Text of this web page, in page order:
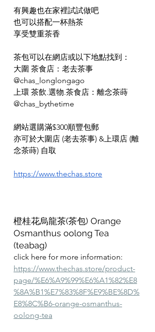
有興趣也在家裡試試做吧
也可以搭配一杯熱茶
享受雙重茶香
茶包可以在網店或以下地點找到：
大圍 茶食店：老去茶事
@chas_longlongago
上環 茶飲.選物.茶食店：離念茶蒔
@chas_bythetime
網站選購滿$300順豐包郵
亦可於大圍店 (老去茶事) &上環店 (離
念茶蒔) 自取
https://www.thechas.store
橙桂花烏龍茶(茶包) Orange
Osmanthus oolong Tea
(teabag)
click here for more information:
https://www.thechas.store/product-
page/%E6%A9%99%E6%A1%82%E8
%8A%B1%E7%83%8F%E9%BE%8D%
E8%8C%B6-orange-osmanthus-
oolong-tea